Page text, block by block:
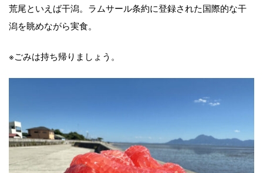
荒尾といえば干潟。ラムサール条約に登録された国際的な干
潟を眺めながら実食。
※ごみは持ち帰りましょう。